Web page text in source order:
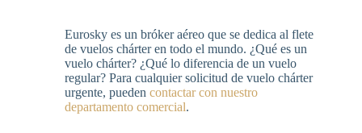
Eurosky es un bróker aéreo que se dedica al flete
de vuelos chárter en todo el mundo. ¿Qué es un
vuelo chárter? ¿Qué lo diferencia de un vuelo
regular? Para cualquier solicitud de vuelo chárter
urgente, pueden contactar con nuestro
departamento comercial.